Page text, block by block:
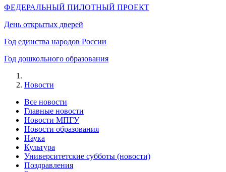
ФЕДЕРАЛЬНЫЙ ПИЛОТНЫЙ ПРОЕКТ
День открытых дверей
Год единства народов России
Год дошкольного образования
Новости
Все новости
Главные новости
Новости МПГУ
Новости образования
Наука
Культура
Университетские субботы (новости)
Поздравления